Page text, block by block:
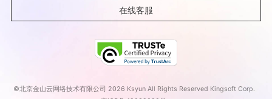
在线客服
©北京金山云网络技术有限公司 2026 Ksyun All Rights Reserved Kingsoft Corp.